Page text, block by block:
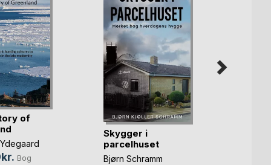
of
Bog
Skygger i
parcelhuset
Bjørn Schramm